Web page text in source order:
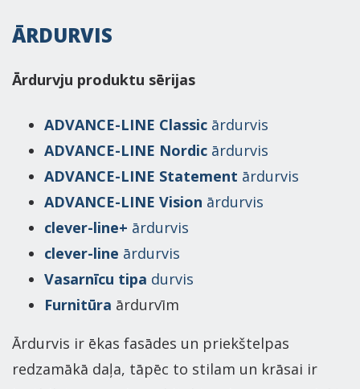
ĀRDURVIS
Ārdurvju produktu sērijas
ADVANCE-LINE Classic ārdurvis
ADVANCE-LINE Nordic ārdurvis
ADVANCE-LINE Statement ārdurvis
ADVANCE-LINE Vision ārdurvis
clever-line+ ārdurvis
clever-line ārdurvis
Vasarnīcu tipa durvis
Furnitūra ārdurvīm
Ārdurvis ir ēkas fasādes un priekštelpas
redzamākā daļa, tāpēc to stilam un krāsai ir